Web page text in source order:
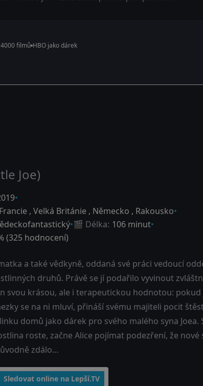
filmů HBO jako dárek
Joe)
Francie , Velká Británie , Německo , Rakousko
🎬 Délka: 106 minut
(325 hodnocení)
a také vědkyně, oddaná své práci vedoucí
druhů. Právě se jí podařilo vyvinout
svou krásou, ale i terapeutickou hodnotou:
se na ni mluví, přináší svému majiteli pocit
domů jako dárek pro svého malého syna
roste, začne Alice pojímat podezření, že
zdálo…
Sledovat online na Lepší.TV